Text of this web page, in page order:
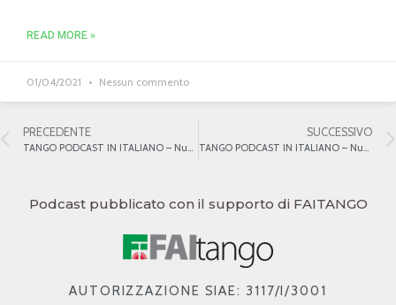
READ MORE »
01/04/2021 Nessun commento
PRECEDENTE SUCCESSIVO
Podcast pubblicato con il supporto di FAITANGO
AUTORIZZAZIONE SIAE: 3117/I/3001